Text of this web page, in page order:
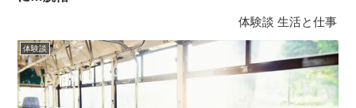
体験談 生活と仕事
体験談